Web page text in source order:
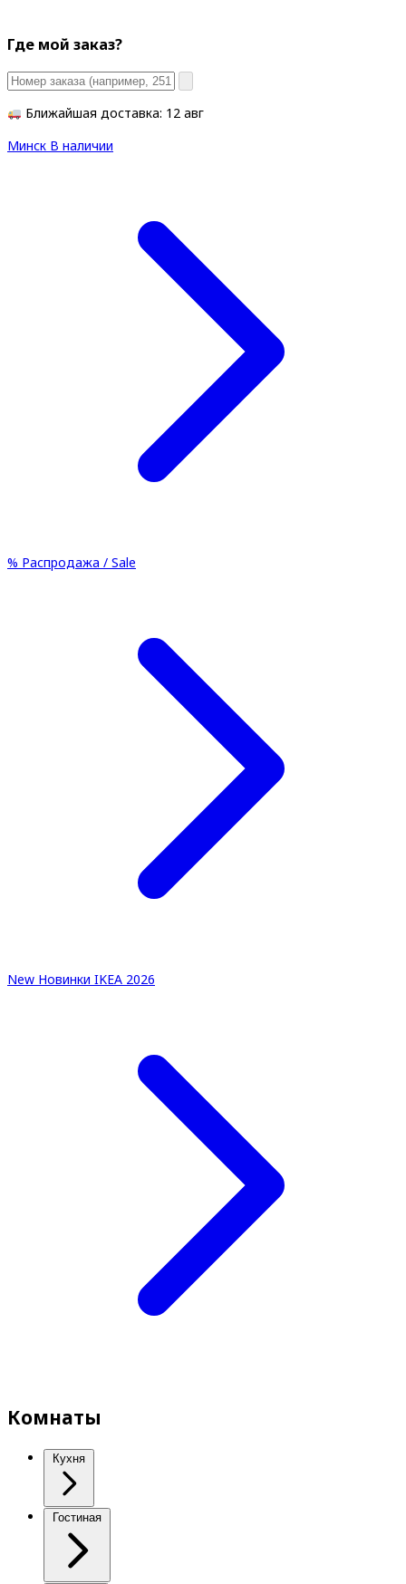
Где мой заказ?
Ближайшая доставка: 12 авг
Минск В наличии
% Распродажа / Sale
New Новинки IKEA 2026
Комнаты
Кухня
Гостиная